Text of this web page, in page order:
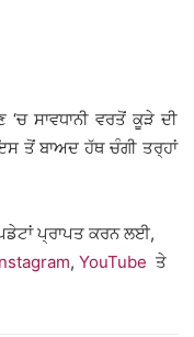
ਸਾਵਧਾਨੀ ਵਰਤੋਂ ਕੂੜੇ ਦੀ
ਤੋਂ ਬਾਅਦ ਹੱਥ ਚੰਗੀ ਤਰ੍ਹਾਂ
ਪ੍ਰਾਪਤ ਕਰਨ ਲਈ,
, YouTube ਤੇ